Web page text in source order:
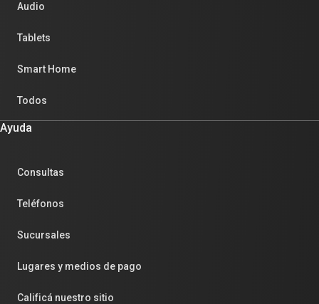
Audio
Tablets
Smart Home
Todos
Ayuda
Consultas
Teléfonos
Sucursales
Lugares y medios de pago
Calificá nuestro sitio